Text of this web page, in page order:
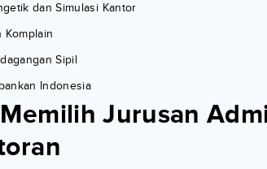
dan Simulasi Kantor
Komplain
Sipil
Indonesia
Jurusan